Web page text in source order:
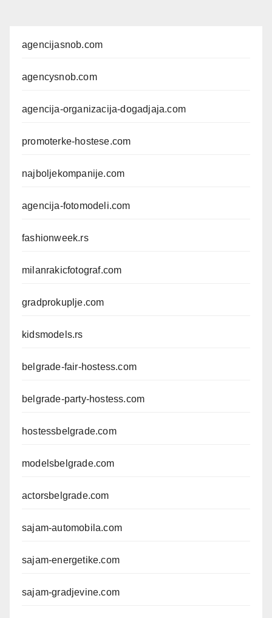
agencijasnob.com
agencysnob.com
agencija-organizacija-dogadjaja.com
promoterke-hostese.com
najboljekompanije.com
agencija-fotomodeli.com
fashionweek.rs
milanrakicfotograf.com
gradprokuplje.com
kidsmodels.rs
belgrade-fair-hostess.com
belgrade-party-hostess.com
hostessbelgrade.com
modelsbelgrade.com
actorsbelgrade.com
sajam-automobila.com
sajam-energetike.com
sajam-gradjevine.com